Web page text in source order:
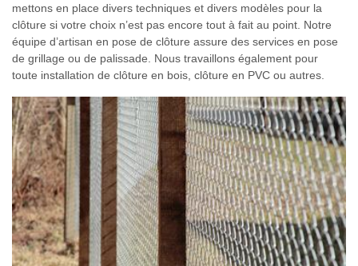
mettons en place divers techniques et divers modèles pour la
clôture si votre choix n’est pas encore tout à fait au point. Notre
équipe d’artisan en pose de clôture assure des services en pose
de grillage ou de palissade. Nous travaillons également pour
toute installation de clôture en bois, clôture en PVC ou autres.